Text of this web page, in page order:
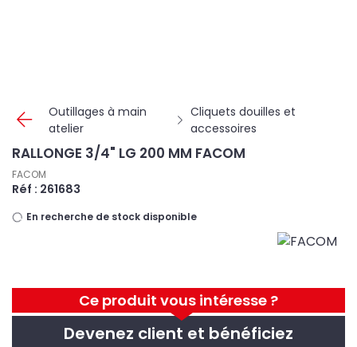
Outillages à main
atelier
Cliquets douilles et
accessoires
Ce produit vous intéresse ?
Devenez client et bénéficiez
RALLONGE 3/4" LG 200 MM FACOM
FACOM
Réf : 261683
En recherche de stock disponible